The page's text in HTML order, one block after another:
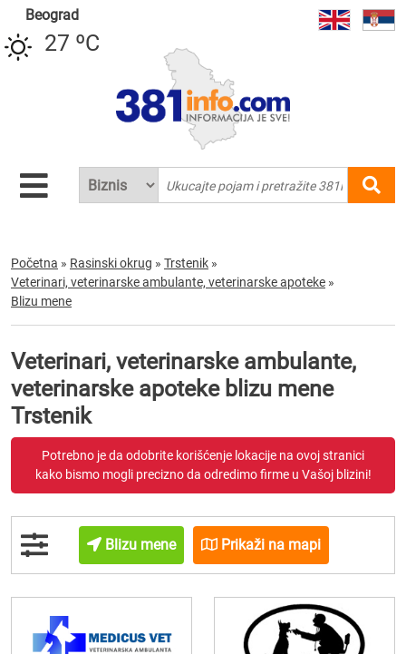
Beograd
27 ºC
Početna » Rasinski okrug » Trstenik »
Veterinari, veterinarske ambulante, veterinarske apoteke »
Blizu mene
Veterinari, veterinarske ambulante,
veterinarske apoteke blizu mene
Trstenik
Potrebno je da odobrite korišćenje lokacije na ovoj stranici
kako bismo mogli precizno da odredimo firme u Vašoj blizini!
Blizu mene Prikaži na mapi